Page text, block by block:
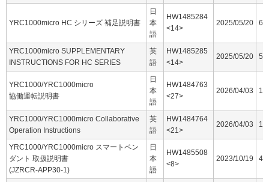
YRC1000micro HC シリーズ 補足説明書
日
本
語
HW1485284
<14>
2025/05/20
YRC1000micro SUPPLEMENTARY
INSTRUCTIONS FOR HC SERIES
英
語
HW1485285
<14>
2025/05/20
YRC1000/YRC1000micro
協働運転説明書
日
本
語
HW1484763
<27>
2026/04/03
YRC1000/YRC1000micro Collaborative
Operation Instructions
英
語
HW1484764
<21>
2026/04/03
YRC1000/YRC1000micro スマートペン
ダント 取扱説明書
(JZRCR-APP30-1)
日
本
語
HW1485508
<8>
2023/10/19